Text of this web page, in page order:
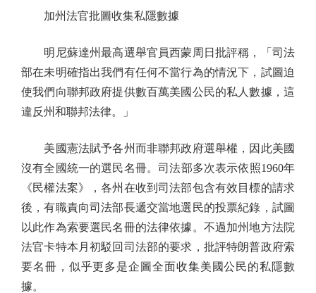
加州法官批圖收集私隱數據
明尼蘇達州最高選舉官員西蒙周日批評稱，「司法
部在未明確指出我們有任何不當行為的情況下，試圖迫
使我們向聯邦政府提供數百萬美國公民的私人數據，這
違反州和聯邦法律。」
美國憲法賦予各州而非聯邦政府選舉權，因此美國
沒有全國統一的選民名冊。司法部多次表示依照1960年
《民權法案》，各州在收到司法部包含有效目標的請求
後，有職責向司法部長遞交當地選民的投票紀錄，試圖
以此作為索要選民名冊的法律依據。不過加州地方法院
法官卡特本月初駁回司法部的要求，批評特朗普政府索
要名冊，似乎更多是企圖全面收集美國公民的私隱數
據。